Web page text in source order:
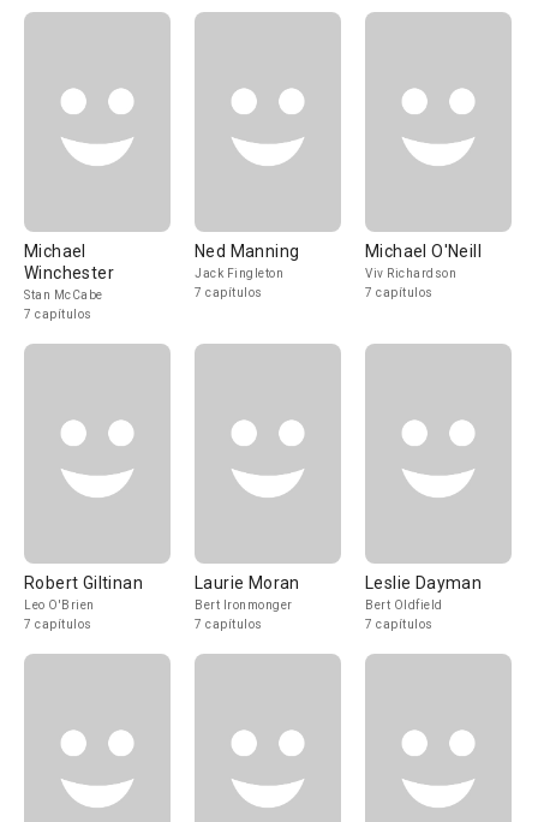
Michael
Winchester
Stan McCabe
7 capítulos
Ned Manning
Jack Fingleton
7 capítulos
Michael O'Neill
Viv Richardson
7 capítulos
Robert Giltinan
Leo O'Brien
7 capítulos
Laurie Moran
Bert Ironmonger
7 capítulos
Leslie Dayman
Bert Oldfield
7 capítulos